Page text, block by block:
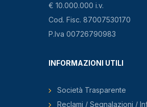
€ 10.000.000 i.v.
Cod. Fisc. 87007530170
P.Iva 00726790983
INFORMAZIONI UTILI
Società Trasparente
Reclami / Segnalazioni /